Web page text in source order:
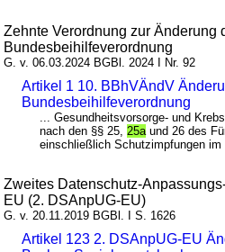
Zehnte Verordnung zur Änderung
Bundesbeihilfeverordnung
G. v. 06.03.2024 BGBl. 2024 I Nr. 92
Artikel 1 10. BBhVÄndV
Bundesbeihilfeverordnung
... Gesundheitsvorsorge- und
nach den §§ 25,25aund 26 des
einschließlich Schutzimpfungen im
Zweites Datenschutz-
EU (2. DSAnpUG-EU)
G. v. 20.11.2019 BGBl. I S. 1626
Artikel 123 2. DSAnpUG-EU